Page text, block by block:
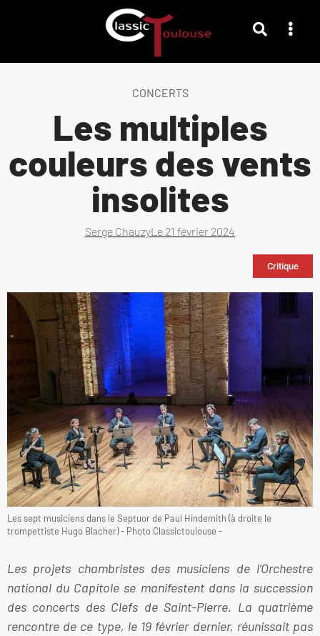
CONCERTS
Les multiples
couleurs des vents
insolites
Serge ChauzyLe 21 février 2024
Critique
Les sept musiciens dans le Septuor de Paul Hindemith (à droite le
trompettiste Hugo Blacher) - Photo Classictoulouse -
Les projets chambristes des musiciens de l’Orchestre
national du Capitole se manifestent dans la succession
des concerts des Clefs de Saint-Pierre. La quatrième
rencontre de ce type, le 19 février dernier, réunissait pas